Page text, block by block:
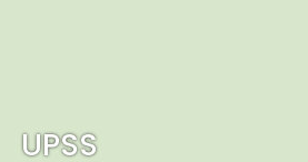
UPSS